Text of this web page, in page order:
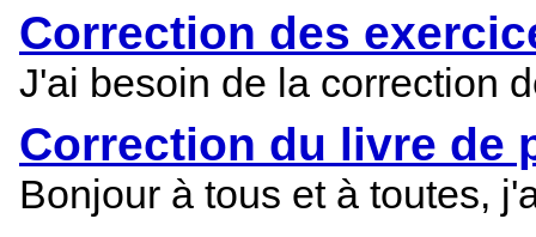
Correction des
J'ai besoin de la correction
Correction du livre de
Bonjour à tous et à toutes,